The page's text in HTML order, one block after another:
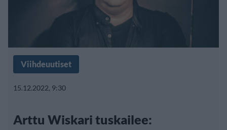
Viihdeuutiset
15.12.2022, 9:30
Arttu Wiskari tuskailee: